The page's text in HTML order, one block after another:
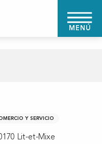
MENÚ
Y SERVICIO
Lit-et-Mixe